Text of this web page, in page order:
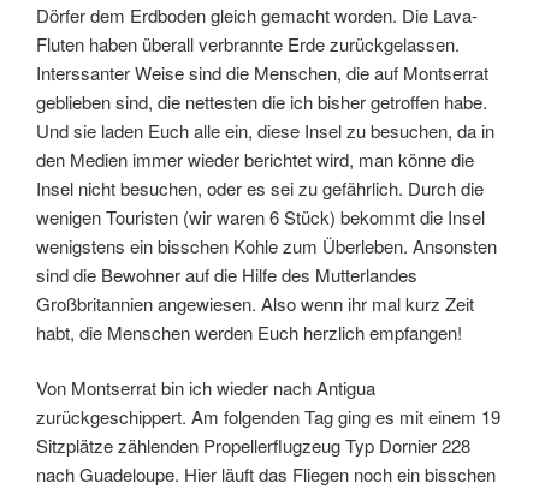
Dörfer dem Erdboden gleich gemacht worden. Die Lava-
Fluten haben überall verbrannte Erde zurückgelassen.
Interssanter Weise sind die Menschen, die auf Montserrat
geblieben sind, die nettesten die ich bisher getroffen habe.
Und sie laden Euch alle ein, diese Insel zu besuchen, da in
den Medien immer wieder berichtet wird, man könne die
Insel nicht besuchen, oder es sei zu gefährlich. Durch die
wenigen Touristen (wir waren 6 Stück) bekommt die Insel
wenigstens ein bisschen Kohle zum Überleben. Ansonsten
sind die Bewohner auf die Hilfe des Mutterlandes
Großbritannien angewiesen. Also wenn ihr mal kurz Zeit
habt, die Menschen werden Euch herzlich empfangen!
Von Montserrat bin ich wieder nach Antigua
zurückgeschippert. Am folgenden Tag ging es mit einem 19
Sitzplätze zählenden Propellerflugzeug Typ Dornier 228
nach Guadeloupe. Hier läuft das Fliegen noch ein bisschen